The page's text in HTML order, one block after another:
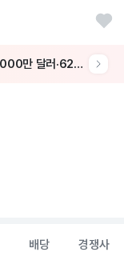
[어닝콜] 라티스세미컨덕터, 2분기 매출 2억1000만 달러·62%↑..AMI 인수로 AI 인프라 확대
배당 경쟁사